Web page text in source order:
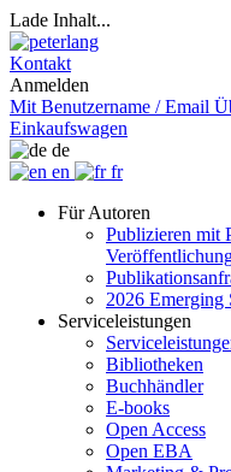
Lade Inhalt...
Kontakt
Anmelden
Mit Benutzername / Email
Einkaufswagen
de
en
fr
Für Autoren
Publizieren mit
2026 Emerging
Serviceleistungen
Bibliotheken
Buchhändler
E-books
Open Access
Open EBA